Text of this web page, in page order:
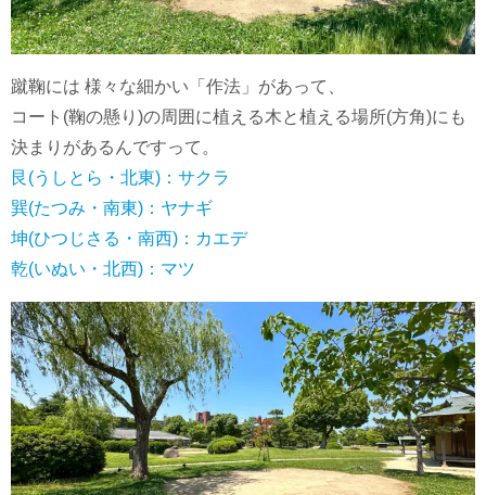
蹴鞠には 様々な細かい「作法」があって、
コート(鞠の懸り)の周囲に植える木と植える場所(方角)にも
決まりがあるんですって。
艮(うしとら・北東)：サクラ
巽(たつみ・南東)：ヤナギ
坤(ひつじさる・南西)：カエデ
乾(いぬい・北西)：マツ